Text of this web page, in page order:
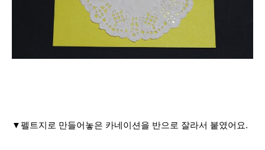
▼펠트지로 만들어놓은 카네이션을 반으로 잘라서 붙였어요.